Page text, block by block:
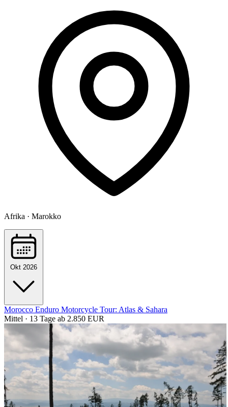
Afrika · Marokko
Okt 2026
Morocco Enduro Motorcycle Tour: Atlas & Sahara
Mittel · 13 Tage ab 2.850 EUR